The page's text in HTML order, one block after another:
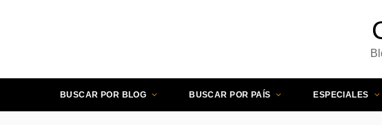
BUSCAR POR BLOG BUSCAR POR PAÍS ESPECIALES